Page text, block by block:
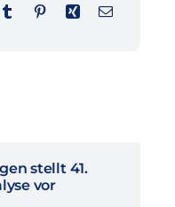
stellt 41.
vor